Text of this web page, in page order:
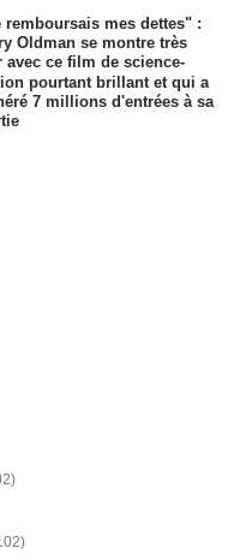
remboursais mes dettes" :
Oldman se montre très
avec ce film de science-
pourtant brillant et qui a
7 millions d'entrées à sa